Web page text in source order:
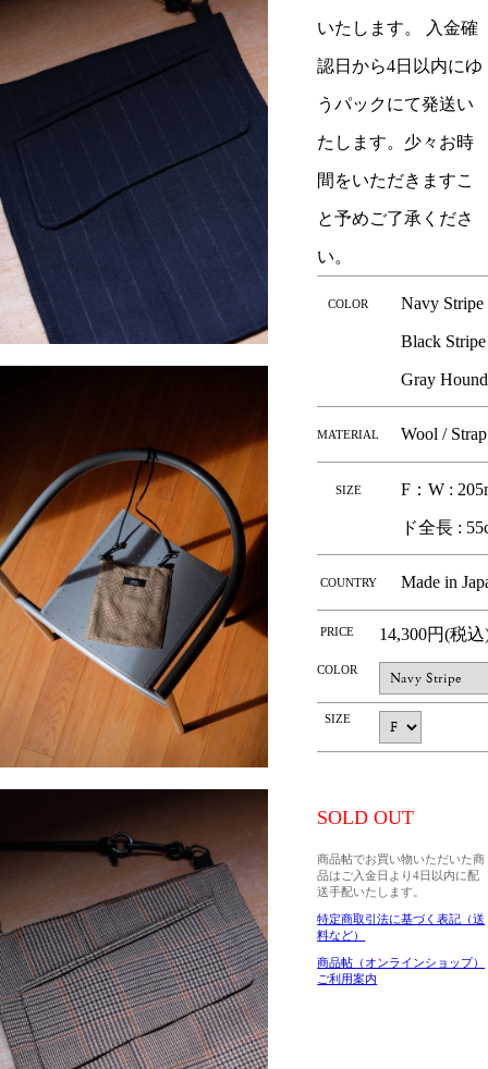
いたします。 入金確
認日から4日以内にゆ
うパックにて発送い
たします。少々お時
間をいただきますこ
と予めご了承くださ
い。
COLOR Navy
Black
Gray
MATERIAL Wool /
SIZE F：W :
ド全長 :
COUNTRY Made in
PRICE 14,300円(税込
COLOR
SIZE
SOLD OUT
商品帖でお買い物いただいた商
品はご入金日より4日以内に配
送手配いたします。
特定商取引法に基づく表記（送
料など）
商品帖（オンラインショップ）
ご利用案内